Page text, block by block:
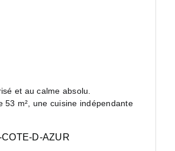
et au calme absolu.
53 m², une cuisine indépendante
D-AZUR